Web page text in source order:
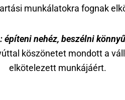
munkálatokra fognak
építeni nehéz, beszélni
köszönetet mondott a
elkötelezett munkájáért.